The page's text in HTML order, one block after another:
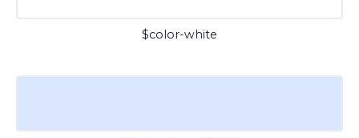
$color-white